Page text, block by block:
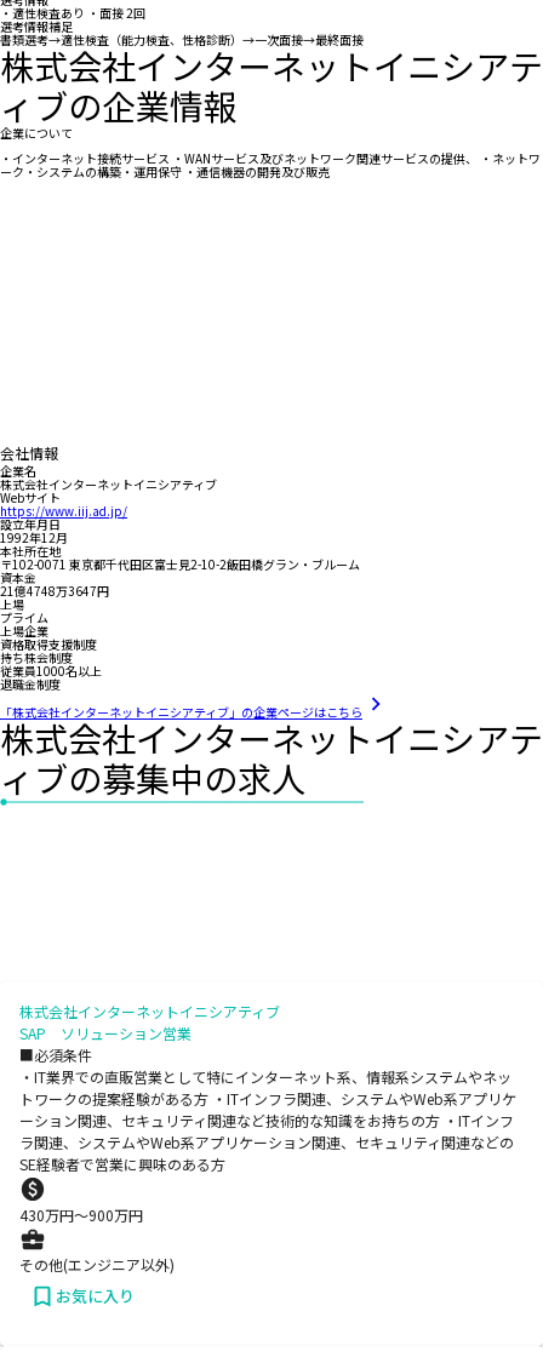
・適性検査あり ・面接 2回
選考情報補足
書類選考→適性検査（能力検査、性格診断）→一次面接→最終面接
株式会社インターネットイニシアテ
ィブの企業情報
企業について
・インターネット接続サービス ・WANサービス及びネットワーク関連サービスの提供、 ・ネットワ
ーク・システムの構築・運用保守 ・通信機器の開発及び販売
会社情報
企業名
株式会社インターネットイニシアティブ
Webサイト
https://www.iij.ad.jp/
設立年月日
1992年12月
本社所在地
〒102-0071 東京都千代田区富士見2-10-2飯田橋グラン・ブルーム
資本金
21億4748万3647円
上場
プライム
上場企業
資格取得支援制度
持ち株会制度
従業員1000名以上
退職金制度
「株式会社インターネットイニシアティブ」の企業ページはこちら
株式会社インターネットイニシアテ
ィブの募集中の求人
株式会社インターネットイニシアティブ
SAP ソリューション営業
■必須条件
・IT業界での直販営業として特にインターネット系、情報系システムやネッ
トワークの提案経験がある方 ・ITインフラ関連、システムやWeb系アプリケ
ーション関連、セキュリティ関連など技術的な知識をお持ちの方 ・ITインフ
ラ関連、システムやWeb系アプリケーション関連、セキュリティ関連などの
SE経験者で営業に興味のある方
430万円〜900万円
その他(エンジニア以外)
お気に入り